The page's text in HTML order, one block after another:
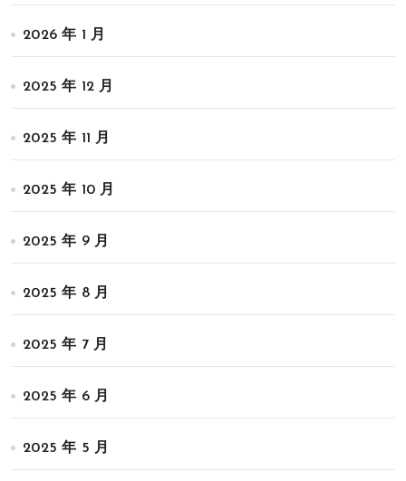
2026 年 1 月
2025 年 12 月
2025 年 11 月
2025 年 10 月
2025 年 9 月
2025 年 8 月
2025 年 7 月
2025 年 6 月
2025 年 5 月